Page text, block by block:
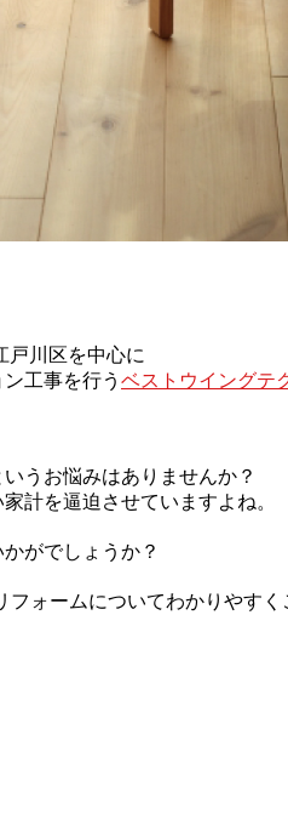
戸川区を中心に
工事を行う ベストウイングテ
うお悩みはありませんか？
計を逼迫させていますよね。
がでしょうか？
ォームについてわかりやすく